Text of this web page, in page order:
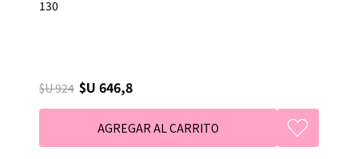
130
$U 924 $U 646,8